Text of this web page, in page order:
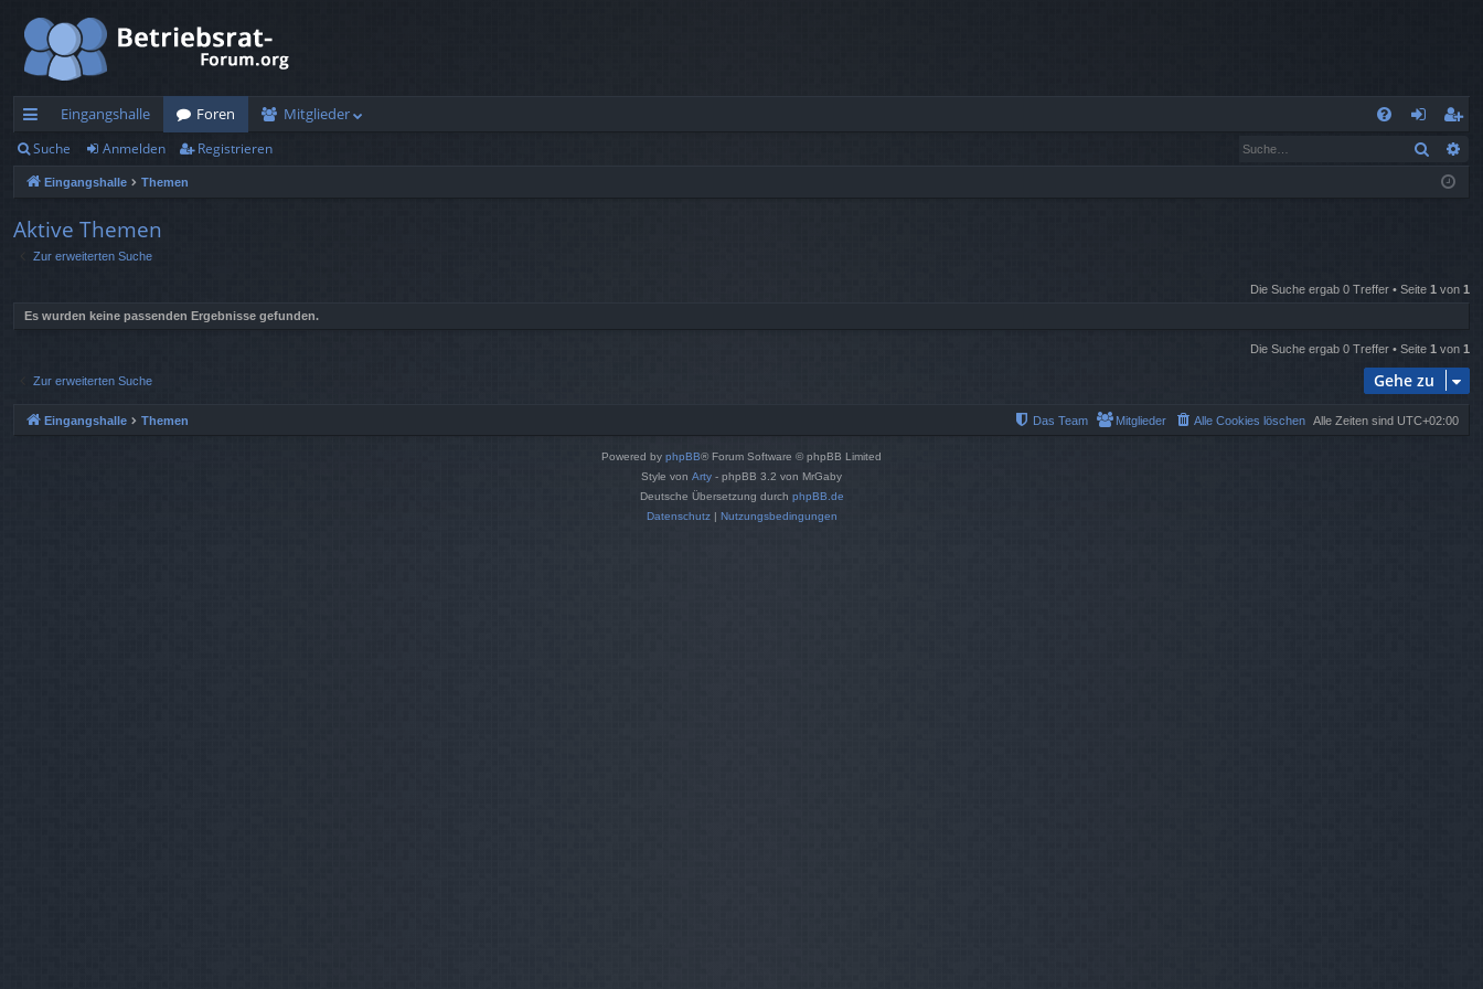
ch
ne
llz
ug
Eingangshalle Foren
Mitglieder
n
n
eg
ist
n
Suche Anmelden Registrieren Suche
Eingangshalle Themen
Aktive Themen
Zur erweiterten Suche
Die Suche ergab 0 Treffer • Seite 1 von 1
Es wurden keine passenden Ergebnisse gefunden.
Die Suche ergab 0 Treffer • Seite 1 von 1
Zur erweiterten Suche Gehe zu
Eingangshalle Themen Alle Zeiten sind UTC+02:00
Alle Cookies löschen
Mitglieder
Das Team
Powered by phpBB® Forum Software © phpBB Limited
Style von Arty - phpBB 3.2 von MrGaby
Deutsche Übersetzung durch phpBB.de
Datenschutz| Nutzungsbedingungen